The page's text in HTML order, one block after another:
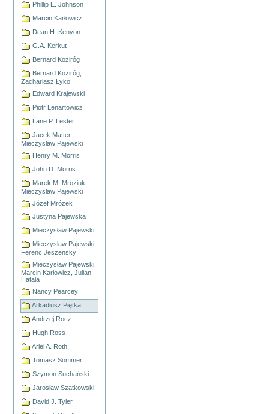
Phillip E. Johnson
Marcin Karłowicz
Dean H. Kenyon
G.A. Kerkut
Bernard Koziróg
Bernard Koziróg,
Zachariasz Łyko
Edward Krajewski
Piotr Lenartowicz
Lane P. Lester
Jacek Matter,
Mieczysław Pajewski
Henry M. Morris
John D. Morris
Marek M. Mroziuk,
Mieczysław Pajewski
Józef Mrózek
Justyna Pajewska
Mieczysław Pajewski
Mieczysław Pajewski,
Ferenc Jeszensky
Mieczysław Pajewski,
Marcin Karłowicz, Julian
Hatała
Nancy Pearcey
Arkadiusz Piętka
Andrzej Rocz
Hugh Ross
Ariel A. Roth
Tomasz Sommer
Szymon Suchański
Jarosław Szatkowski
David J. Tyler